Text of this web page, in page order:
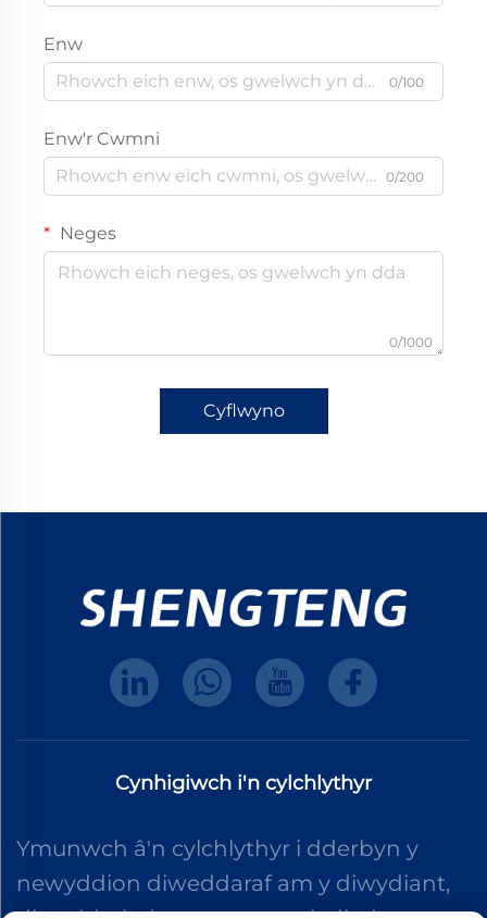
Enw
0/100
Enw'r Cwmni
0/200
Neges
0/1000
Cyflwyno
Cynhigiwch i'n cylchlythyr
Ymunwch â'n cylchlythyr i dderbyn y
newyddion diweddaraf am y diwydiant,